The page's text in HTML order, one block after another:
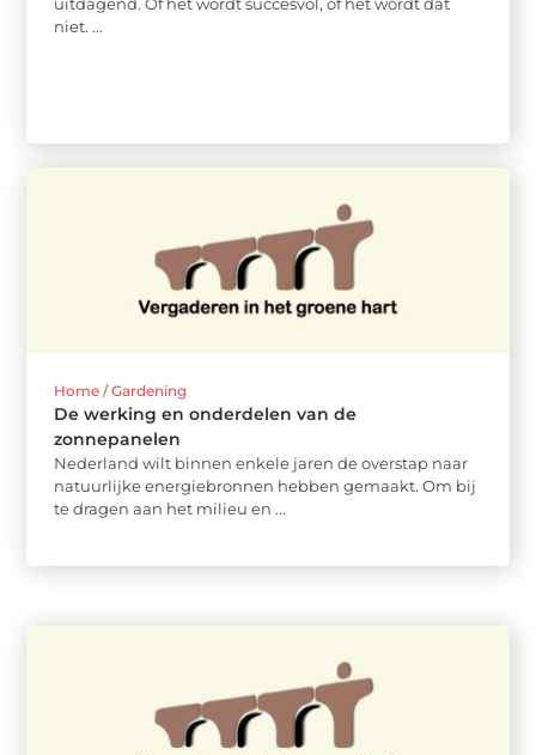
niet. ...
Home / Gardening
De werking en onderdelen van de
zonnepanelen
Nederland wilt binnen enkele jaren de overstap naar
natuurlijke energiebronnen hebben gemaakt. Om bij
te dragen aan het milieu en ...